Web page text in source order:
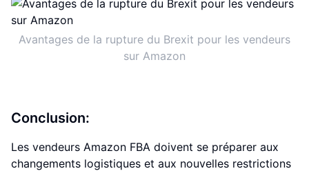
Avantages de la rupture du Brexit pour les vendeurs
sur Amazon
Conclusion:
Les vendeurs Amazon FBA doivent se préparer aux
changements logistiques et aux nouvelles restrictions